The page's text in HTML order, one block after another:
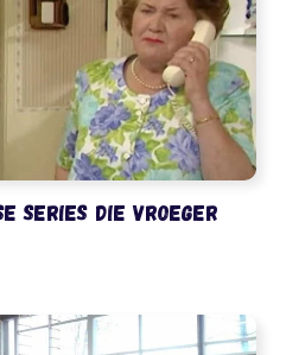
series die vroeger